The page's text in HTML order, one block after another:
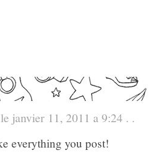
le janvier 11, 2011 a 9:24 . .
everything you post!